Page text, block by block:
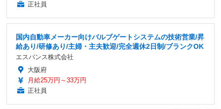
正社員
国内自動車メーカー向けバルブゲートシステムの技術営業/昇
給あり/研修あり/主婦・主夫歓迎/完全週休2日制/ブランクOK
エスバンス株式会社
大阪府
月給25万円～33万円
正社員